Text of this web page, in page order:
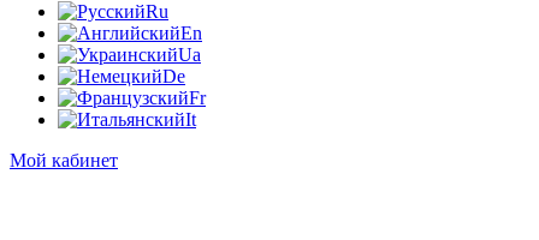
Ru
En
Ua
De
Fr
It
Мой кабинет